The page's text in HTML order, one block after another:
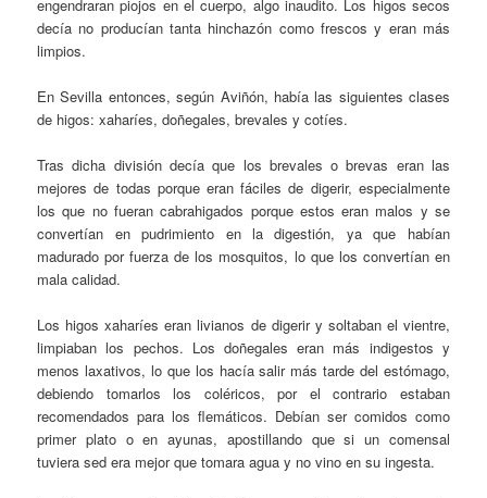
engendraran piojos en el cuerpo, algo inaudito. Los higos secos
decía no producían tanta hinchazón como frescos y eran más
limpios.
En Sevilla entonces, según Aviñón, había las siguientes clases
de higos: xaharíes, doñegales, brevales y cotíes.
Tras dicha división decía que los brevales o brevas eran las
mejores de todas porque eran fáciles de digerir, especialmente
los que no fueran cabrahigados porque estos eran malos y se
convertían en pudrimiento en la digestión, ya que habían
madurado por fuerza de los mosquitos, lo que los convertían en
mala calidad.
Los higos xaharíes eran livianos de digerir y soltaban el vientre,
limpiaban los pechos. Los doñegales eran más indigestos y
menos laxativos, lo que los hacía salir más tarde del estómago,
debiendo tomarlos los coléricos, por el contrario estaban
recomendados para los flemáticos. Debían ser comidos como
primer plato o en ayunas, apostillando que si un comensal
tuviera sed era mejor que tomara agua y no vino en su ingesta.